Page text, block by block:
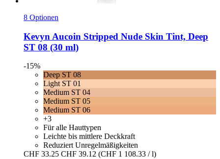
8 Optionen
Kevyn Aucoin Stripped Nude Skin Tint, Deep
ST 08 (30 ml)
-15%
Deep ST 08
Light ST 01
Medium ST 04
Medium ST 05
Medium ST 06
+3
Für alle Hauttypen
Leichte bis mittlere Deckkraft
Reduziert Unregelmäßigkeiten
CHF 33.25 CHF 39.12 (CHF 1 108.33 / l)